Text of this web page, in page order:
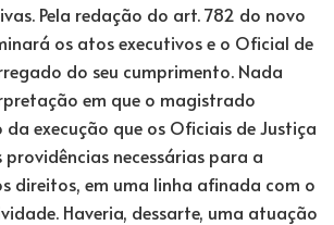
Pela redação do art. 782 do novo
os atos executivos e o Oficial de
do seu cumprimento. Nada
em que o magistrado
execução que os Oficiais de Justiça
necessárias para a
direitos, em uma linha afinada com o
Haveria, dessarte, uma atuação